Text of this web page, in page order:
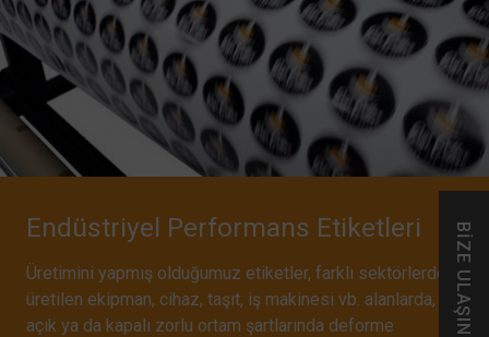
Endüstriyel Performans Etiketleri
Üretimini yapmış olduğumuz etiketler, farklı sektörlerde
üretilen ekipman, cihaz, taşıt, iş makinesi vb. alanlarda,
açık ya da kapalı zorlu ortam şartlarında deforme
BİZE ULAŞIN